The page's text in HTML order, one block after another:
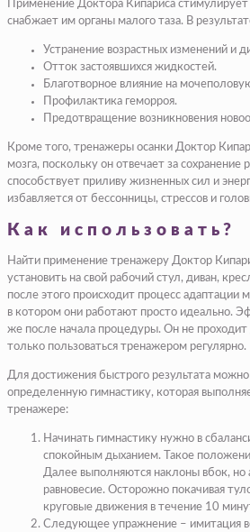
Применение Доктора Кипариса
снабжает им органы малого таза. В
Устранение возрастных изменений и
Отток застоявшихся жидкостей.
Благотворное влияние на
Профилактика геморроя.
Предотвращение возникновения
Кроме того, тренажеры осанки Доктор
мозга, поскольку он отвечает за сохранение
способствует приливу жизненных сил и
избавляется от бессонницы, стрессов и
Как использовать?
Найти применение тренажеру Доктор
установить на свой рабочий стул, диван,
после этого происходит процесс
в котором они работают просто идеально.
же после начала процедуры. Он не
только пользоваться тренажером регулярно.
Для достижения быстрого результата можно
определенную гимнастику, которая
тренажере:
Начинать гимнастику нужно в
спокойным дыханием. Такое
Далее выполняются наклоны вбок, но
равновесие. Осторожно покачивая
круговые движения в течение 10
Следующее упражнение – имитация